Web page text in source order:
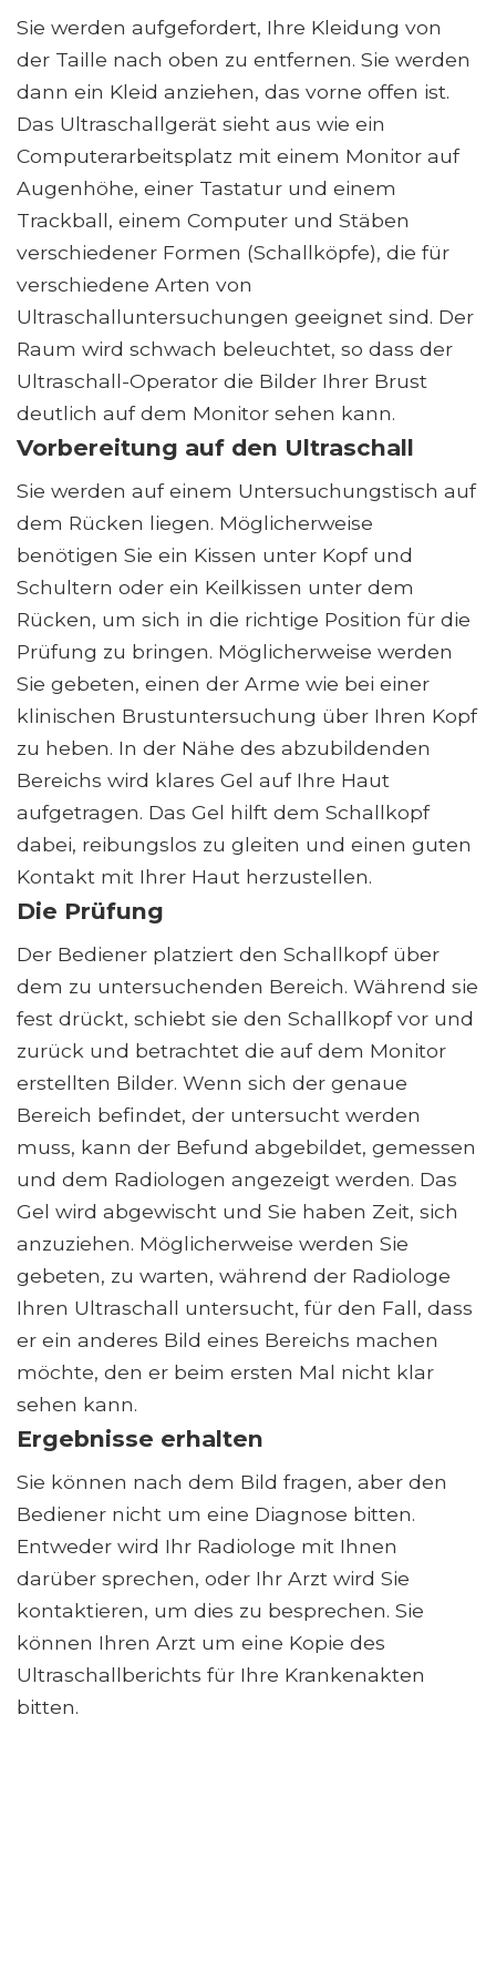
Sie werden aufgefordert, Ihre Kleidung von
der Taille nach oben zu entfernen. Sie werden
dann ein Kleid anziehen, das vorne offen ist.
Das Ultraschallgerät sieht aus wie ein
Computerarbeitsplatz mit einem Monitor auf
Augenhöhe, einer Tastatur und einem
Trackball, einem Computer und Stäben
verschiedener Formen (Schallköpfe), die für
verschiedene Arten von
Ultraschalluntersuchungen geeignet sind. Der
Raum wird schwach beleuchtet, so dass der
Ultraschall-Operator die Bilder Ihrer Brust
deutlich auf dem Monitor sehen kann.
Vorbereitung auf den Ultraschall
Sie werden auf einem Untersuchungstisch auf
dem Rücken liegen. Möglicherweise
benötigen Sie ein Kissen unter Kopf und
Schultern oder ein Keilkissen unter dem
Rücken, um sich in die richtige Position für die
Prüfung zu bringen. Möglicherweise werden
Sie gebeten, einen der Arme wie bei einer
klinischen Brustuntersuchung über Ihren Kopf
zu heben. In der Nähe des abzubildenden
Bereichs wird klares Gel auf Ihre Haut
aufgetragen. Das Gel hilft dem Schallkopf
dabei, reibungslos zu gleiten und einen guten
Kontakt mit Ihrer Haut herzustellen.
Die Prüfung
Der Bediener platziert den Schallkopf über
dem zu untersuchenden Bereich. Während sie
fest drückt, schiebt sie den Schallkopf vor und
zurück und betrachtet die auf dem Monitor
erstellten Bilder. Wenn sich der genaue
Bereich befindet, der untersucht werden
muss, kann der Befund abgebildet, gemessen
und dem Radiologen angezeigt werden. Das
Gel wird abgewischt und Sie haben Zeit, sich
anzuziehen. Möglicherweise werden Sie
gebeten, zu warten, während der Radiologe
Ihren Ultraschall untersucht, für den Fall, dass
er ein anderes Bild eines Bereichs machen
möchte, den er beim ersten Mal nicht klar
sehen kann.
Ergebnisse erhalten
Sie können nach dem Bild fragen, aber den
Bediener nicht um eine Diagnose bitten.
Entweder wird Ihr Radiologe mit Ihnen
darüber sprechen, oder Ihr Arzt wird Sie
kontaktieren, um dies zu besprechen. Sie
können Ihren Arzt um eine Kopie des
Ultraschallberichts für Ihre Krankenakten
bitten.